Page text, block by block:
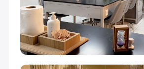
26,000
26,000